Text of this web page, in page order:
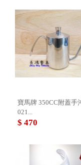
寶馬牌 350CC附蓋手
021...
$ 470